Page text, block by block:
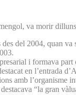
va morir
del 2004, quan
i formava
en l’entrada
amb l’organisme
“la gran